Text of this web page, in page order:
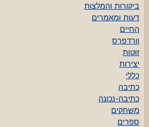
ביקורות והמלצות
דעות ומאמרים
החיים
וורדפרס
זוטות
יצירות
כללי
כתיבה
כתיבה-נכונה
משחקים
ספרים